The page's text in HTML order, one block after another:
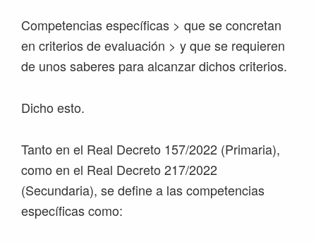
Competencias específicas > que se concretan
en criterios de evaluación > y que se requieren
de unos saberes para alcanzar dichos criterios.
Dicho esto.
Tanto en el Real Decreto 157/2022 (Primaria),
como en el Real Decreto 217/2022
(Secundaria), se define a las competencias
específicas como: